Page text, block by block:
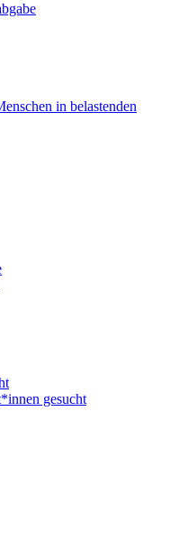
in belastenden
gesucht